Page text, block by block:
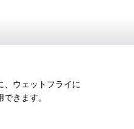
、ウェットフライに
きます。